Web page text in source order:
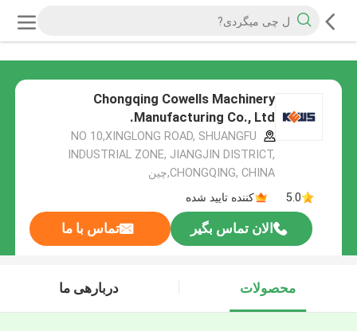
Chongqing Cowells Machinery
Manufacturing Co., Ltd.
NO 10,XINGLONG ROAD, SHUANGFU
INDUSTRIAL ZONE, JIANGJIN DISTRICT,
CHONGQING, CHINA,چین
5.0
کننده تایید شده
الان تماس بگیر تماس با ما
محصولات دربارهی ما